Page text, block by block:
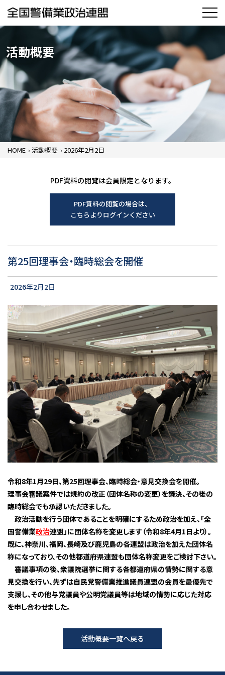
活動概要
HOME › 活動概要 › 2026年2月2日
PDF資料の閲覧は会員限定となります。
PDF資料の閲覧の場合は、
こちらよりログインください
第25回理事会・臨時総会を開催
2026年2月2日
令和8年1月29日、第25回理事会、臨時総会・意見交換会を開催。
理事会審議案件では規約の改正（団体名称の変更）を議決、その後の
臨時総会でも承認いただきました。
政治活動を行う団体であることを明確にするため政治を加え、「全
国警備業政治連盟」に団体名称を変更します（令和8年4月1日より）。
既に、神奈川、福岡、長崎及び鹿児島の各連盟は政治を加えた団体名
称になっており、その他都道府県連盟も団体名称変更をご検討下さい。
審議事項の後、衆議院選挙に関する各都道府県の情勢に関する意
見交換を行い、先ずは自民党警備業推進議員連盟の会員を最優先で
支援し、その他与党議員や公明党議員等は地域の情勢に応じた対応
を申し合わせました。
活動概要一覧へ戻る